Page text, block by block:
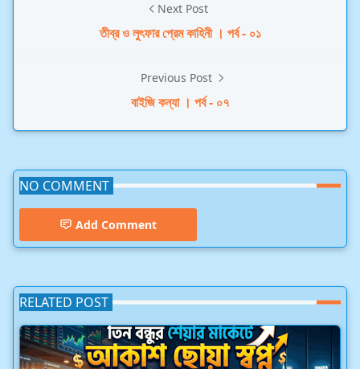
Next Post
তীব্র ও লুৎফার প্রেম কাহিনী । পর্ব - ০১
Previous Post
বাইজি কন্যা । পর্ব - ০৭
NO COMMENT
Add Comment
RELATED POST